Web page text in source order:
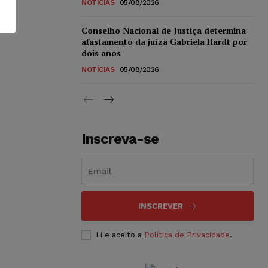
NOTÍCIAS 05/08/2026
Conselho Nacional de Justiça determina
afastamento da juíza Gabriela Hardt por
dois anos
NOTÍCIAS 05/08/2026
Inscreva-se
INSCREVER
Li e aceito a Política de Privacidade.